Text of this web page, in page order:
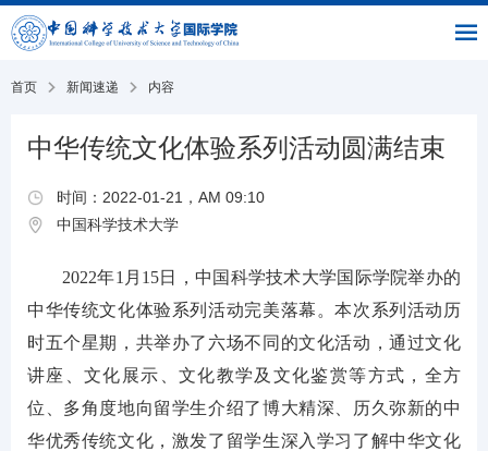
主
页
|
交
|
书
馆
|
接
English
首页 新闻速递 内容
中华传统文化体验系列活动圆满结束
时间：2022-01-21，AM 09:10
中国科学技术大学
2022年1月15日，中国科学技术大学国际学院举办的
中华传统文化体验系列活动完美落幕。本次系列活动历
时五个星期，共举办了六场不同的文化活动，通过文化
讲座、文化展示、文化教学及文化鉴赏等方式，全方
位、多角度地向留学生介绍了博大精深、历久弥新的中
华优秀传统文化，激发了留学生深入学习了解中华文化